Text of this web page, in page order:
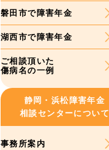
磐田市で障害年金
湖西市で障害年金
ご相談頂いた
傷病名の一例
静岡・浜松障害年金
相談センターについて
事務所案内